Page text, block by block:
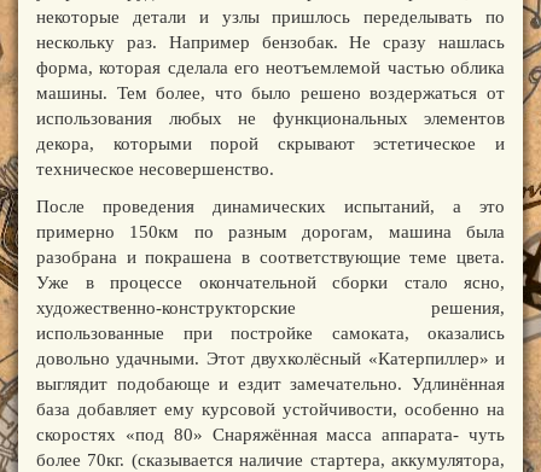
некоторые детали и узлы пришлось переделывать по
нескольку раз. Например бензобак. Не сразу нашлась
форма, которая сделала его неотъемлемой частью облика
машины. Тем более, что было решено воздержаться от
использования любых не функциональных элементов
декора, которыми порой скрывают эстетическое и
техническое несовершенство.
После проведения динамических испытаний, а это
примерно 150км по разным дорогам, машина была
разобрана и покрашена в соответствующие теме цвета.
Уже в процессе окончательной сборки стало ясно,
художественно-конструкторские решения,
использованные при постройке самоката, оказались
довольно удачными. Этот двухколёсный «Катерпиллер» и
выглядит подобающе и ездит замечательно. Удлинённая
база добавляет ему курсовой устойчивости, особенно на
скоростях «под 80» Снаряжённая масса аппарата- чуть
более 70кг. (сказывается наличие стартера, аккумулятора,